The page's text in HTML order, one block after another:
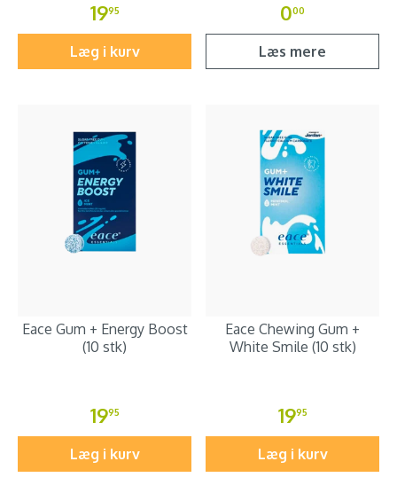
1995
Læg i kurv
000
Læs mere
Eace Gum + Energy Boost
(10 stk)
1995
Læg i kurv
Eace Chewing Gum +
White Smile (10 stk)
1995
Læg i kurv